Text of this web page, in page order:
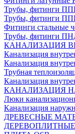
Трубы, фитинги
Трубы, фитинги
Фитинги стальные
Трубы, фитинги
КАНАЛИЗАЦИЯ
Канализация
Канализация
Трубная
Канализация
КАНАЛИЗАЦИЯ
Люки
Канализация
ДРЕВЕСНЫЕ